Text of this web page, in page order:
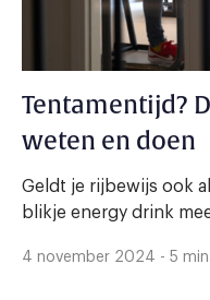
Tentamentijd?
weten en doen
Geldt je rijbewijs ook
blikje energy drink
4 november 2024 - 5 min.